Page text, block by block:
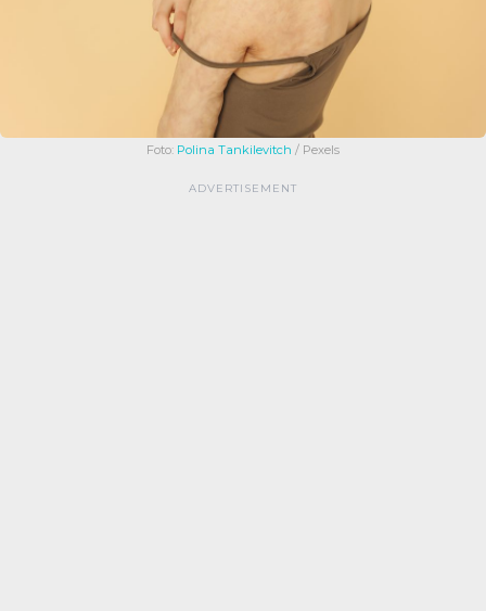
Foto: Polina Tankilevitch / Pexels